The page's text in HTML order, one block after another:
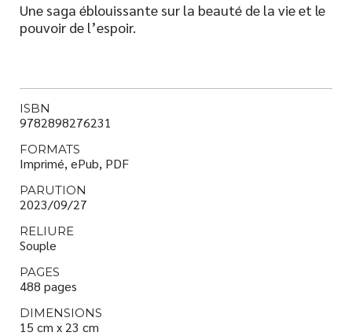
Une saga éblouissante sur la beauté de la vie et le
pouvoir de l’espoir.
ISBN
9782898276231
FORMATS
Imprimé, ePub, PDF
PARUTION
2023/09/27
RELIURE
Souple
PAGES
488 pages
DIMENSIONS
15 cm x 23 cm